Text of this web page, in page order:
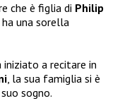
che è figlia di Philip
ha una sorella
iniziato a recitare in
, la sua famiglia si è
sogno.